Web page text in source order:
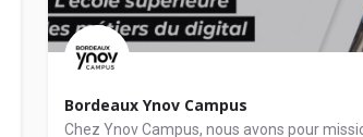
Bordeaux Ynov Campus